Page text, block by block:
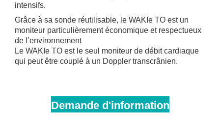
intensifs.
Grâce à sa sonde réutilisable, le WAKIe TO est un
moniteur particulièrement économique et respectueux
de l’environnement
Le WAKIe TO est le seul moniteur de débit cardiaque
qui peut être couplé à un Doppler transcrânien.
Demande d'information